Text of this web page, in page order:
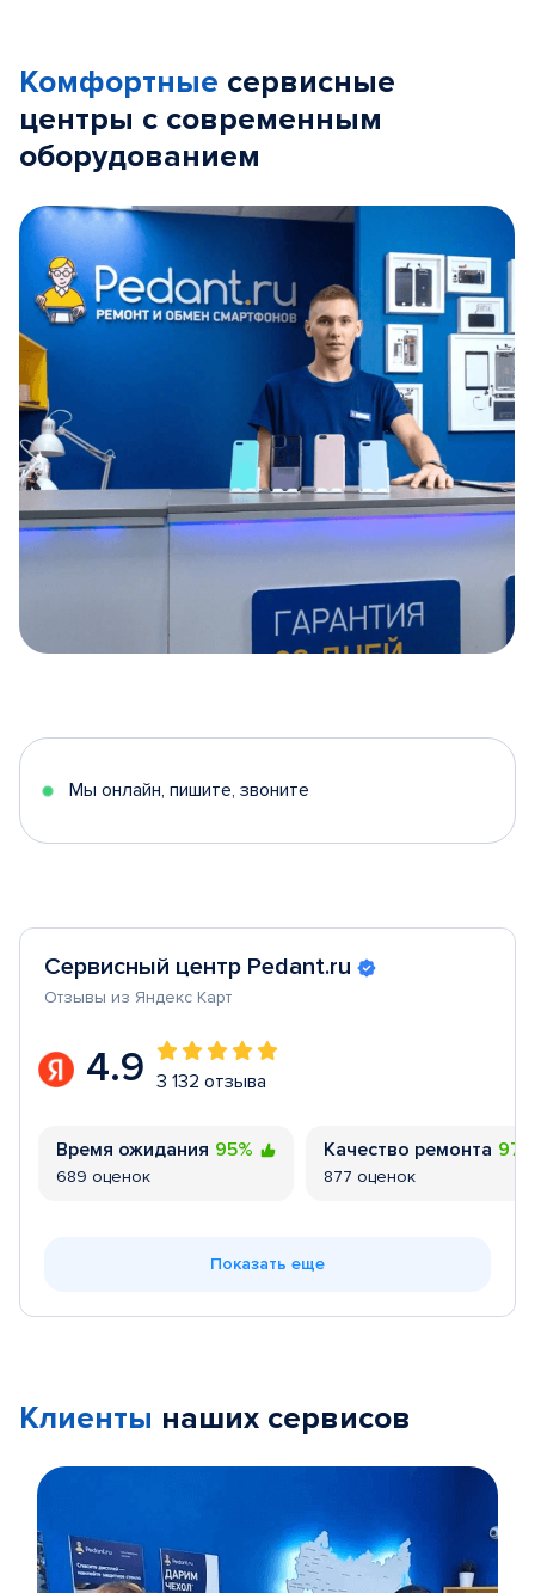
Комфортные сервисные
центры с современным
оборудованием
5
Мы онлайн, пишите, звоните
Сервисный центр Pedant.ru
Отзывы из Яндекс Карт
4.9 3 132 отзыва
Время ожидания 95%
689 оценок
Качество ремонта
877 оценок
Показать еще
Клиенты наших сервисов